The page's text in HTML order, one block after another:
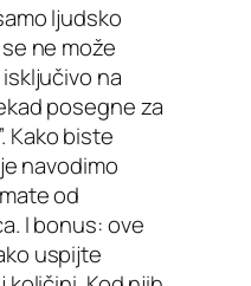
ljudsko
ne može
na
posegne za
Kako biste
navodimo
od
I bonus: ove
uspijte